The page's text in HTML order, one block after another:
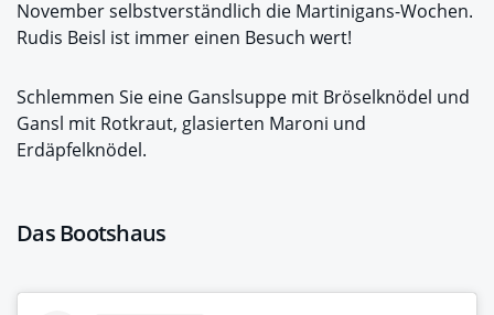
November selbstverständlich die Martinigans-Wochen.
Rudis Beisl ist immer einen Besuch wert!
Schlemmen Sie eine Ganslsuppe mit Bröselknödel und
Gansl mit Rotkraut, glasierten Maroni und
Erdäpfelknödel.
Das Bootshaus